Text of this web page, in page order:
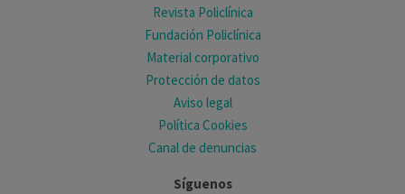
Revista Policlínica
Fundación Policlínica
Material corporativo
Protección de datos
Aviso legal
Política Cookies
Canal de denuncias
Síguenos